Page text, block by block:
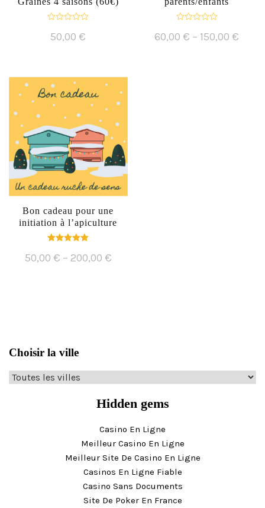
o
5
50,00 €
o
60,00 € – 150,00 €
Bon cadeau pour une
initiation à l’apiculture
5.00
50,00 € – 200,00 €
Choisir la ville
Hidden gems
Casino En Ligne
Meilleur Casino En Ligne
Meilleur Site De Casino En Ligne
Casinos En Ligne Fiable
Casino Sans Documents
Site De Poker En France